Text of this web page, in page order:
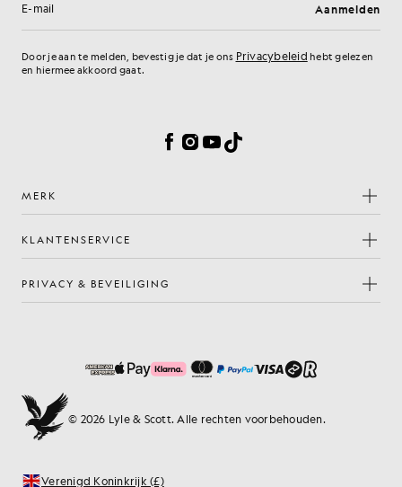
E-mailadres Aanmelden
Door je aan te melden, bevestig je dat je ons Privacybeleid hebt gelezen
en hiermee akkoord gaat.
Facebook
Instagram
YouTube
TikTok
MERK
KLANTENSERVICE
PRIVACY & BEVEILIGING
© 2026 Lyle & Scott. Alle rechten voorbehouden.
Verenigd Koninkrijk (£)